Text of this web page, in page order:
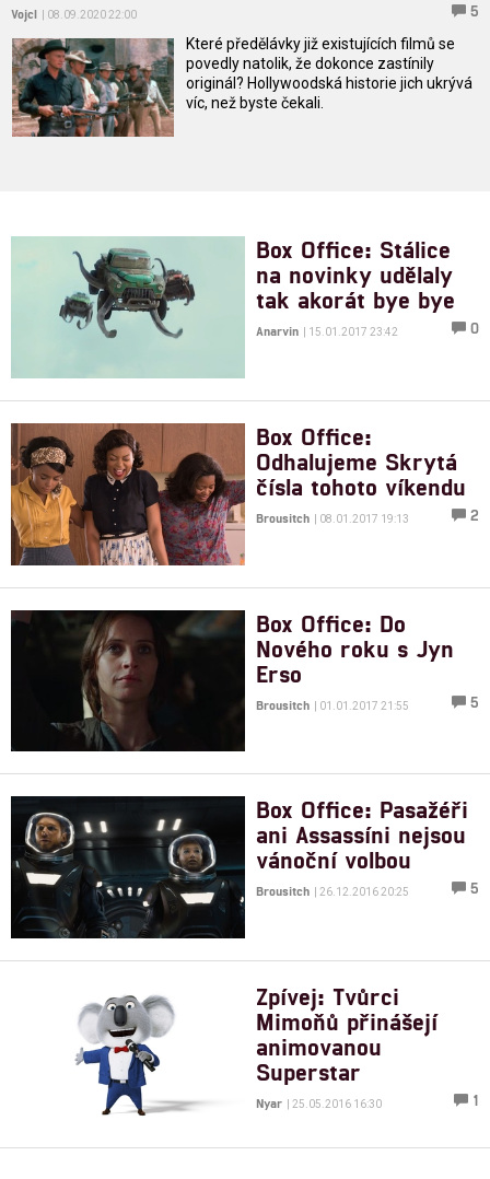
Vojcl | 08.09.2020 22:00
5
Které předělávky již existujících filmů se
povedly natolik, že dokonce zastínily
originál? Hollywoodská historie jich ukrývá
víc, než byste čekali.
Box Office: Stálice
na novinky udělaly
tak akorát bye bye
Anarvin | 15.01.2017 23:42 0
Box Office:
Odhalujeme Skrytá
čísla tohoto víkendu
Brousitch | 08.01.2017 19:13 2
Box Office: Do
Nového roku s Jyn
Erso
Brousitch | 01.01.2017 21:55 5
Box Office: Pasažéři
ani Assassíni nejsou
vánoční volbou
Brousitch | 26.12.2016 20:25 5
Zpívej: Tvůrci
Mimoňů přinášejí
animovanou
Superstar
Nyar | 25.05.2016 16:30 1